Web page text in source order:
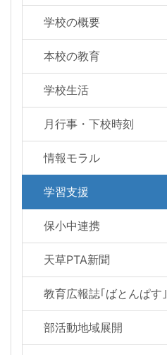
学校の概要
本校の教育
学校生活
月行事・下校時刻
情報モラル
学習支援
保小中連携
天草PTA新聞
教育広報誌｢ばとんぱす｣
部活動地域展開